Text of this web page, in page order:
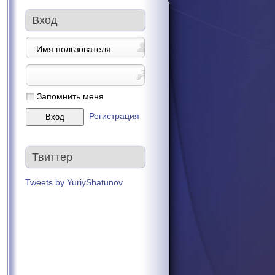
Вход
Запомнить меня
Регистрация
Твиттер
Tweets by YuriyShatunov